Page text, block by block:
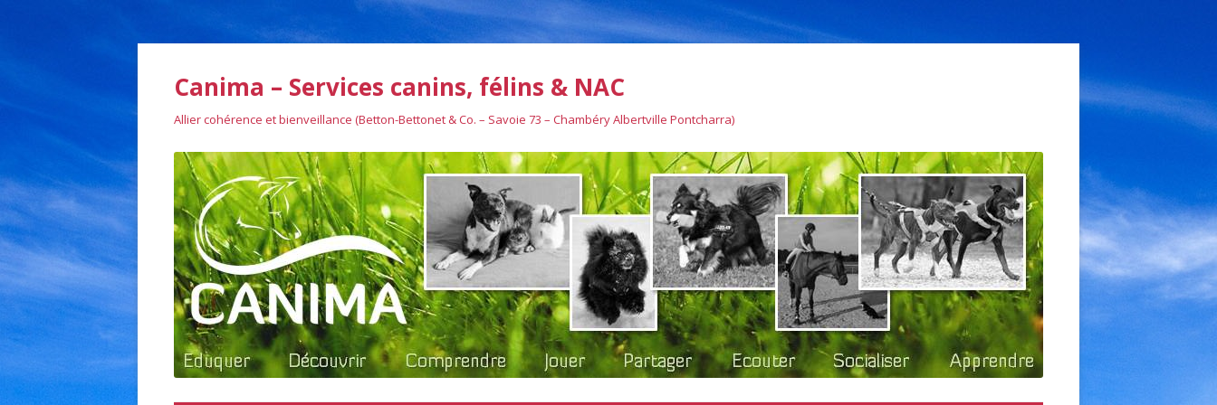
Canima – Services canins, félins & NAC
Allier cohérence et bienveillance (Betton-Bettonet & Co. – Savoie 73 – Chambéry Albertville Pontcharra)